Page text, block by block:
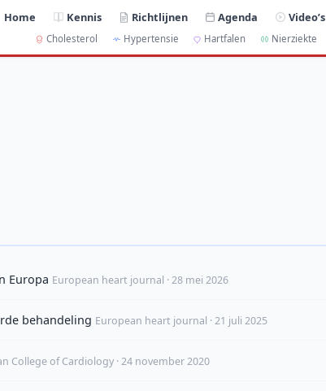
Home Kennis Richtlijnen Agenda Video’s
Cholesterol Hypertensie Hartfalen Nierziekte
Europa European heart journal · 28 mei 2026
behandeling European heart journal · 21 juli 2025
College of Cardiology · 24 november 2020